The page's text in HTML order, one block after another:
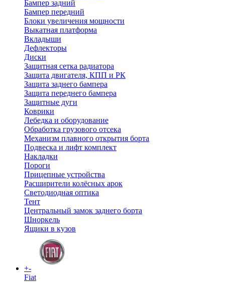
Бампер задний
Бампер передний
Блоки увеличения мощности
Выкатная платформа
Вкладыши
Дефлекторы
Диски
Защитная сетка радиатора
Защита двигателя, КПП и РК
Защита заднего бампера
Защита переднего бампера
Защитные дуги
Коврики
Лебедка и оборудование
Обработка грузового отсека
Механизм плавного открытия борта
Подвеска и лифт комплект
Накладки
Пороги
Прицепные устройства
Расширители колёсных арок
Светодиодная оптика
Тент
Центральный замок заднего борта
Шноркель
Ящики в кузов
+-
Fiat